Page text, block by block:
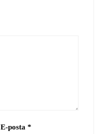
E-posta *